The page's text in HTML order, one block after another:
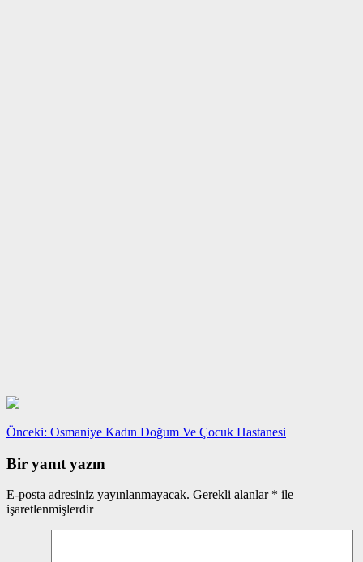
Yazı
gezinmesi
Önceki: Önceki
Osmaniye Kadın Doğum Ve Çocuk Hastanesi
Bir yanıt yazın
E-posta adresiniz yayınlanmayacak. Gerekli alanlar * ile
işaretlenmişlerdir